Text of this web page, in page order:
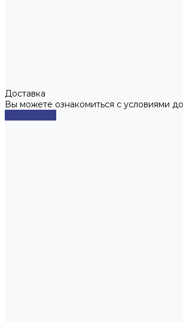
Доставка
Вы можете ознакомиться с условиями